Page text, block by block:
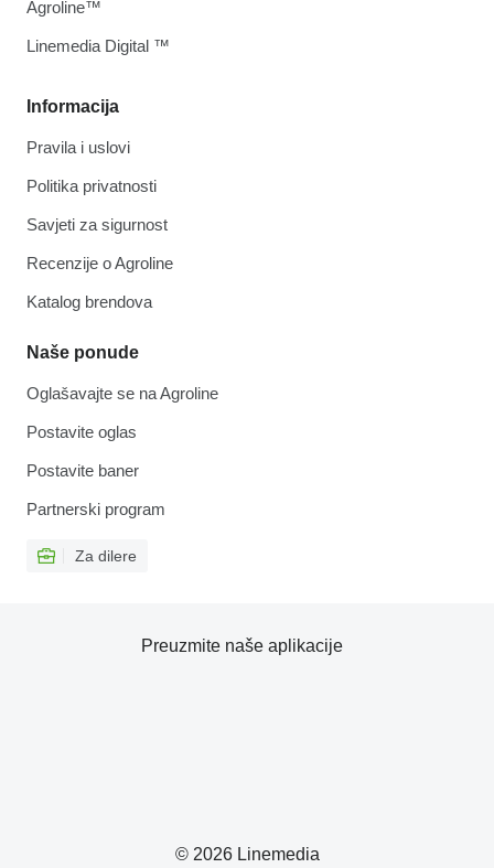
Informacija
Pravila i uslovi
Politika privatnosti
Savjeti za sigurnost
Recenzije o Agroline
Katalog brendova
Naše ponude
Oglašavajte se na Agroline
Postavite oglas
Postavite baner
Partnerski program
Za dilere
Agroline™
Linemedia Digital ™
© 2026 Linemedia
Preuzmite naše aplikacije